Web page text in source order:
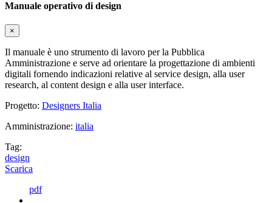
Manuale operativo di design
×
Il manuale è uno strumento di lavoro per la Pubblica
Amministrazione e serve ad orientare la progettazione di ambienti
digitali fornendo indicazioni relative al service design, alla user
research, al content design e alla user interface.
Progetto: Designers Italia
Amministrazione: italia
Tag:
design
Scarica
pdf